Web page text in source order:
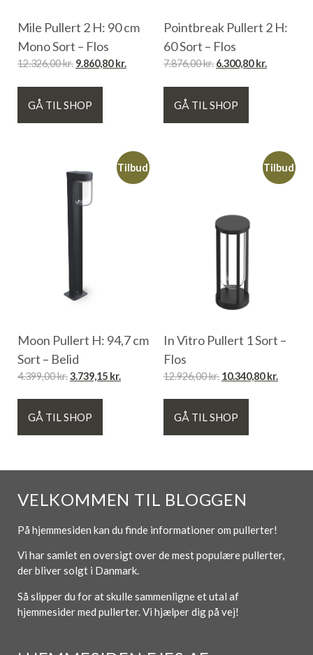
Mile Pullert 2 H: 90 cm
Mono Sort – Flos
12.326,00kr. 9.860,80kr.
GÅ TIL SHOP
Pointbreak Pullert 2 H:
60 Sort – Flos
7.876,00kr. 6.300,80kr.
GÅ TIL SHOP
Tilbud
Moon Pullert H: 94,7 cm
Sort – Belid
4.399,00kr.3.739,15 kr.
GÅ TIL SHOP
Tilbud
In Vitro Pullert 1 Sort –
Flos
12.926,00kr. 10.340,80kr.
GÅ TIL SHOP
VELKOMMEN TIL BLOGGEN
På hjemmesiden kan du finde informationer om pullerter!
Vi har samlet en oversigt over de mest populære pullerter,
der bliver solgt i Danmark.
Så slipper du for at skulle sammenligne et utal af
hjemmesider med pullerter. Vi hjælper dig på vej!